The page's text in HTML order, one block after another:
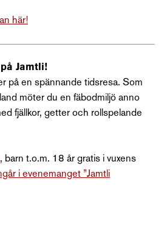
här!
Jamtli!
på en spännande tidsresa. Som
möter du en fäbodmiljö anno
fjällkor, getter och rollspelande
, barn t.o.m. 18 år gratis i vuxens
i evenemanget ”Jamtli